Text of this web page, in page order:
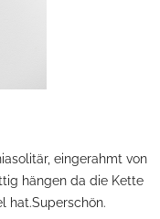
eingerahmt von
hängen da die Kette
hat.Superschön.